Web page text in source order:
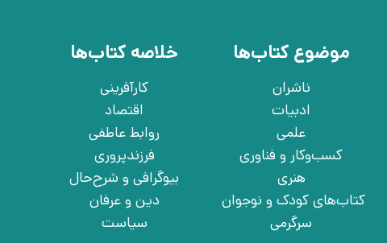
موضوع کتاب‌ها
ناشران
ادبیات
علمی
کسب‌وکار و فناوری
هنری
کتاب‌های کودک و نوجوان
سرگرمی
خلاصه کتاب‌ها
کارآفرینی
اقتصاد
روابط عاطفی
فرزندپروری
بیوگرافی و شرح‌حال
دین و عرفان
سیاست